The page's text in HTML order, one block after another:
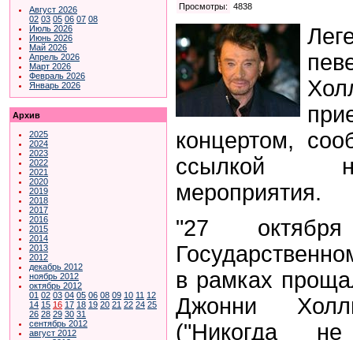
Август 2026
02 03 05 06 07 08
Июль 2026
Июнь 2026
Май 2026
Апрель 2026
Март 2026
Февраль 2026
Январь 2026
Архив
2025
2024
2023
2022
2021
2020
2019
2018
2017
2016
2015
2014
2013
2012
декабрь 2012
ноябрь 2012
октябрь 2012
01 02 03 04 05 06 08 09 10 11 12
14 15 16 17 18 19 20 21 22 24 25
26 28 29 30 31
сентябрь 2012
август 2012
Просмотры:
4838
концертом,
ссылкой
мероприятия.
"27
в рамках
Джонни
("Никогда